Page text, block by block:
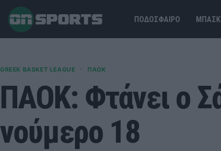
ΠΟΔΟΣΦΑΙΡΟ
GREEK BASKET LEAGUE · ΠΑΟΚ
ΠΑΟΚ: Φτάνει ο
νούμερο 18